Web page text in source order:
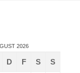
2026
D F S S